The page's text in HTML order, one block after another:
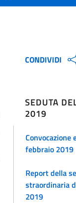
CONDIVIDI
SEDUTA
2019
Convocazione
febbraio 2019
Report della
straordinaria
2019